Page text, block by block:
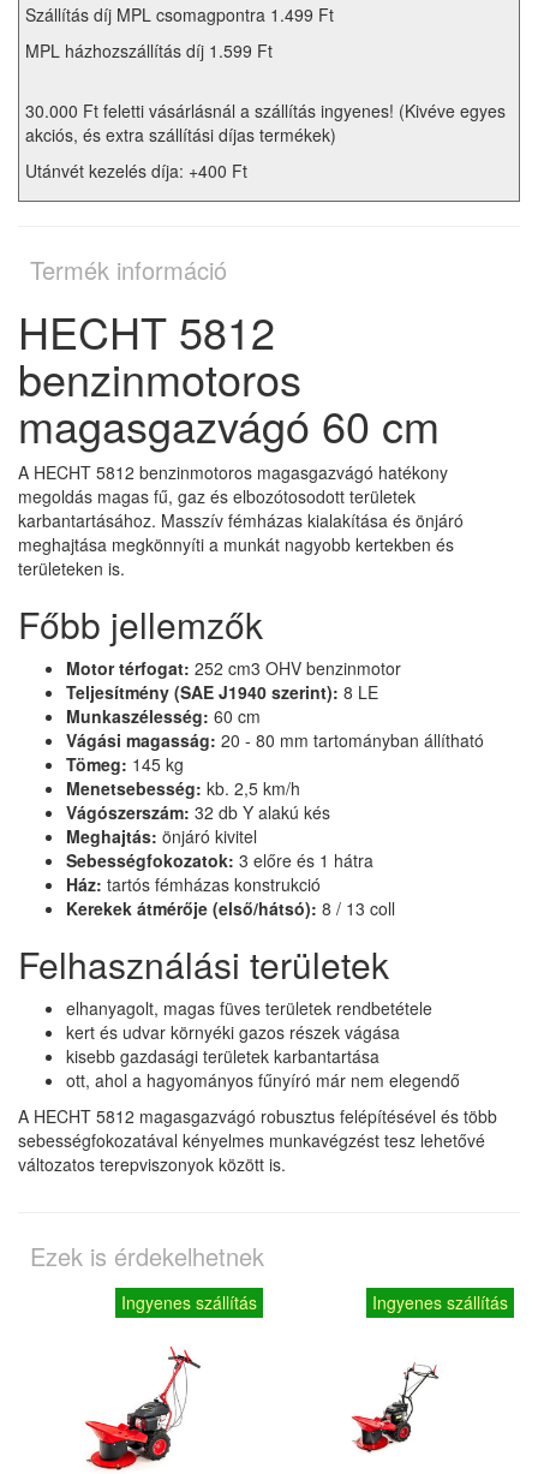
Szállítás díj MPL csomagpontra 1.499 Ft
MPL házhozszállítás díj 1.599 Ft
30.000 Ft feletti vásárlásnál a szállítás ingyenes! (Kivéve egyes
akciós, és extra szállítási díjas termékek)
Utánvét kezelés díja: +400 Ft
Termék információ
HECHT 5812
benzinmotoros
magasgazvágó 60 cm
A HECHT 5812 benzinmotoros magasgazvágó hatékony
megoldás magas fű, gaz és elbozótosodott területek
karbantartásához. Masszív fémházas kialakítása és önjáró
meghajtása megkönnyíti a munkát nagyobb kertekben és
területeken is.
Főbb jellemzők
Motor térfogat: 252 cm3 OHV benzinmotor
Teljesítmény (SAE J1940 szerint): 8 LE
Munkaszélesség: 60 cm
Vágási magasság: 20 - 80 mm tartományban állítható
Tömeg: 145 kg
Menetsebesség: kb. 2,5 km/h
Vágószerszám: 32 db Y alakú kés
Meghajtás: önjáró kivitel
Sebességfokozatok: 3 előre és 1 hátra
Ház: tartós fémházas konstrukció
Kerekek átmérője (első/hátsó): 8 / 13 coll
Felhasználási területek
elhanyagolt, magas füves területek rendbetétele
kert és udvar környéki gazos részek vágása
kisebb gazdasági területek karbantartása
ott, ahol a hagyományos fűnyíró már nem elegendő
A HECHT 5812 magasgazvágó robusztus felépítésével és több
sebességfokozatával kényelmes munkavégzést tesz lehetővé
változatos terepviszonyok között is.
Ezek is érdekelhetnek
Ingyenes szállítás Ingyenes szállítás